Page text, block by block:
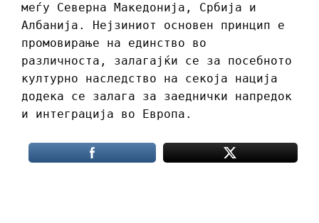
меѓу Северна Македонија, Србија и
Албанија. Нејзиниот основен принцип е
промовирање на единство во
различноста, залагајќи се за посебното
културно наследство на секоја нација
додека се залага за заеднички напредок
и интеграција во Европа.